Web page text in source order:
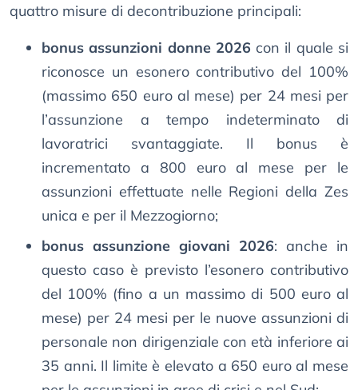
quattro misure di decontribuzione principali:
bonus assunzioni donne 2026 con il quale si
riconosce un esonero contributivo del 100%
(massimo 650 euro al mese) per 24 mesi per
l’assunzione a tempo indeterminato di
lavoratrici svantaggiate. Il bonus è
incrementato a 800 euro al mese per le
assunzioni effettuate nelle Regioni della Zes
unica e per il Mezzogiorno;
bonus assunzione giovani 2026: anche in
questo caso è previsto l’esonero contributivo
del 100% (fino a un massimo di 500 euro al
mese) per 24 mesi per le nuove assunzioni di
personale non dirigenziale con età inferiore ai
35 anni. Il limite è elevato a 650 euro al mese